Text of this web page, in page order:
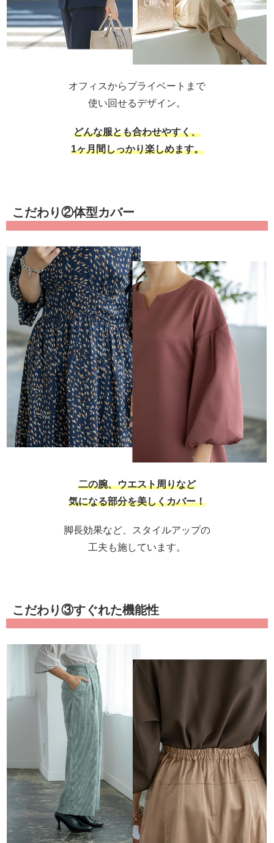
オフィスからプライベートまで
使い回せるデザイン。
どんな服とも合わせやすく、
1ヶ月間しっかり楽しめます。
こだわり②体型カバー
二の腕、ウエスト周りなど
気になる部分を美しくカバー！
脚長効果など、スタイルアップの
工夫も施しています。
こだわり③すぐれた機能性